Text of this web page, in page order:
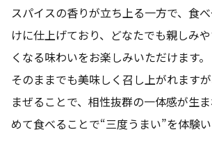
スパイスの香りが立ち上る一方で、食
けに仕上げており、どなたでも親しみ
くなる味わいをお楽しみいただけます。
そのままでも美味しく召し上がれます
まぜることで、相性抜群の一体感が生
めて食べることで“三度うまい”を体験い